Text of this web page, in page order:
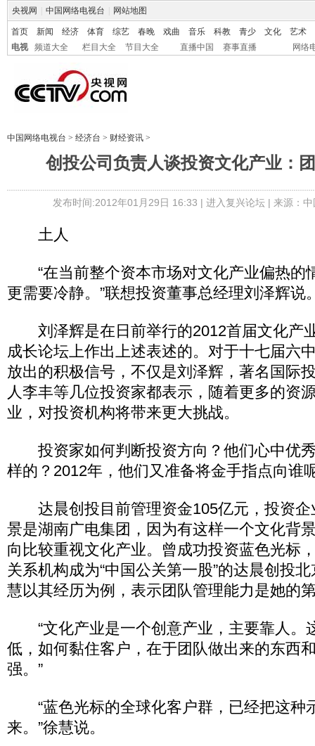
央视网 中国网络电视台 网站地图
首页 新闻 经济 体育 综艺 春晚 戏曲 音乐 科教 青少 文化
艺术
电视
频道大全 栏目大全 节目大全 直播中国 赛事直播 网络
中国网络电视台 > 经济台 > 财经资讯 >
创投公司负责人谈投资文化产业：
发布时间:2012年01月29日 16:33 | 进入复兴论坛| 来源：
土人
“在当前整个资本市场对文化产业偏热的
更需要冷静。”联想投资董事总经理刘泽辉说
刘泽辉是在日前举行的2012首届文化产
成长论坛上作出上述表述的。对于十七届六
放出的积极信号，不仅是刘泽辉，著名国际
人李丰等几位投资家都表示，随着更多的资
业，对投资机构将带来更大挑战。
投资家如何判断投资方向？他们心中优
样的？2012年，他们又准备将金手指点向谁
达晨创投目前管理资金105亿元，投资企
景是湖南广电集团，因为有这样一个文化背
向比较重视文化产业。曾成功投资蓝色光标
关系机构成为“中国公关第一股”的达晨创投
慧以其经历为例，表示团队管理能力是她的
“文化产业是一个创意产业，主要靠人。
低，如何黏住客户，在于团队做出来的东西
强。”
“蓝色光标的全球化客户群，已经把这种
来。”徐慧说。